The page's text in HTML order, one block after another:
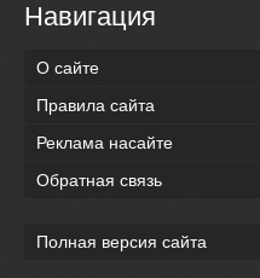
Навигация
О сайте
Правила сайта
Реклама насайте
Обратная связь
Полная версия сайта